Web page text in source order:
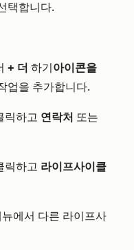
택합니다.
+ 더 하기아이콘을
업을 추가합니다.
릭하고 연락처 또는
릭하고 라이프사이클
에서 다른 라이프사